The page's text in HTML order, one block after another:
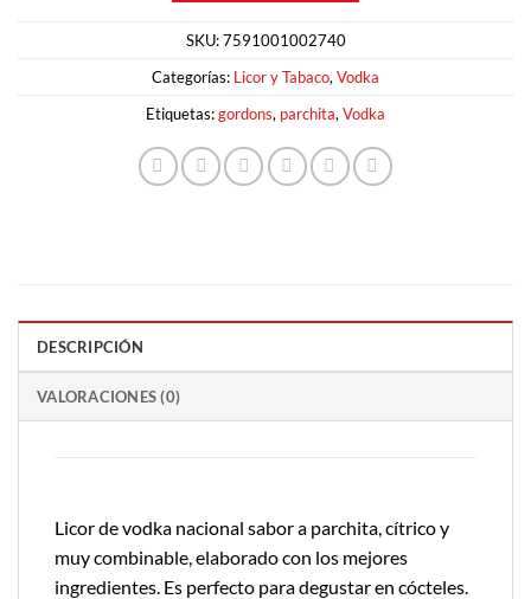
SKU:7591001002740
Categorías: Licor y Tabaco, Vodka
Etiquetas:gordons, parchita, Vodka
DESCRIPCIÓN
VALORACIONES (0)
Licor de vodka nacional sabor a parchita, cítrico y
muy combinable, elaborado con los mejores
ingredientes. Es perfecto para degustar en cócteles.